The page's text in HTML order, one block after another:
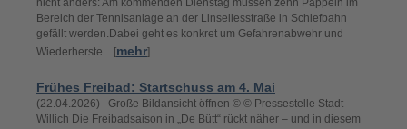
nicht anders: Am kommenden Dienstag müssen zehn Pappeln im
Bereich der Tennisanlage an der Linsellesstraße in Schiefbahn
gefällt werden.Dabei geht es konkret um Gefahrenabwehr und
Wiederherste... [mehr]
Frühes Freibad: Startschuss am 4. Mai
(22.04.2026) Große Bildansicht öffnen © © Pressestelle Stadt
Willich Die Freibadsaison in „De Bütt“ rückt näher – und in diesem